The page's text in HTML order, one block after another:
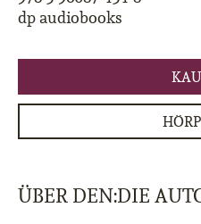
dp audiobooks
ÜBER DEN:DIE